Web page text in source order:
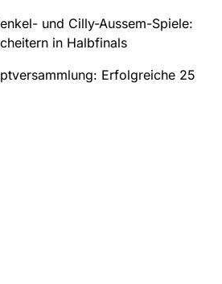
und Cilly-Aussem-Spiele:
in Halbfinals
Erfolgreiche 25